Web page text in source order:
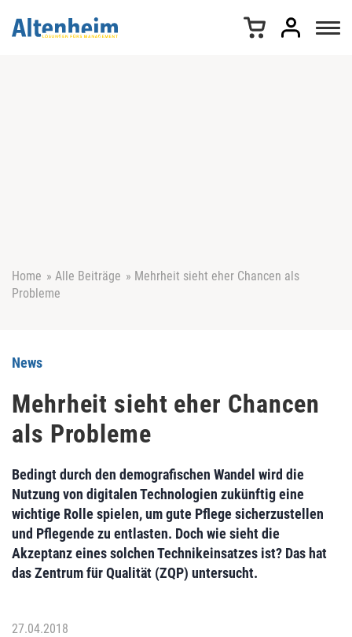
Home » Alle Beiträge » Mehrheit sieht eher Chancen als
Probleme
News
Mehrheit sieht eher Chancen
als Probleme
Bedingt durch den demografischen Wandel wird die
Nutzung von digitalen Technologien zukünftig eine
wichtige Rolle spielen, um gute Pflege sicherzustellen
und Pflegende zu entlasten. Doch wie sieht die
Akzeptanz eines solchen Technikeinsatzes ist? Das hat
das Zentrum für Qualität (ZQP) untersucht.
27.04.2018